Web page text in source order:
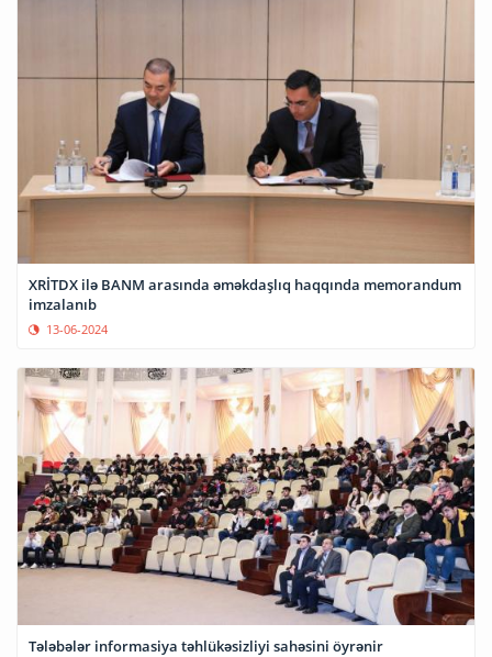
XRİTDX ilə BANM arasında əməkdaşlıq haqqında memorandum
imzalanıb
13-06-2024
Tələbələr informasiya təhlükəsizliyi sahəsini öyrənir